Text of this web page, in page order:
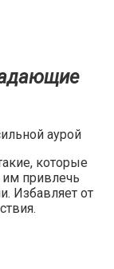
которые
им привлечь
Избавляет от